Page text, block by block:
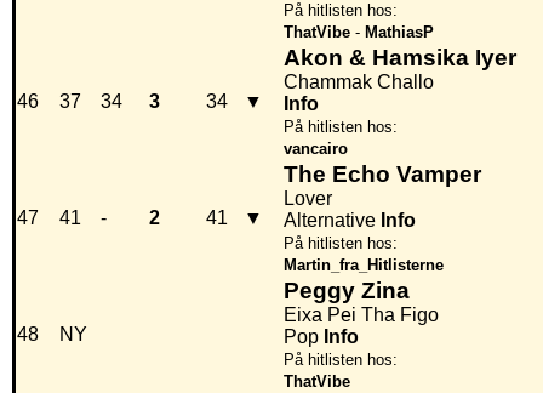
På hitlisten hos:
ThatVibe - MathiasP
46 37 34 3 34 ▼
Akon & Hamsika Iyer
Chammak Challo
Info
På hitlisten hos:
vancairo
47 41 - 2 41 ▼
The Echo Vamper
Lover
Alternative Info
På hitlisten hos:
Martin_fra_Hitlisterne
48 NY
Peggy Zina
Eixa Pei Tha Figo
Pop Info
På hitlisten hos:
ThatVibe